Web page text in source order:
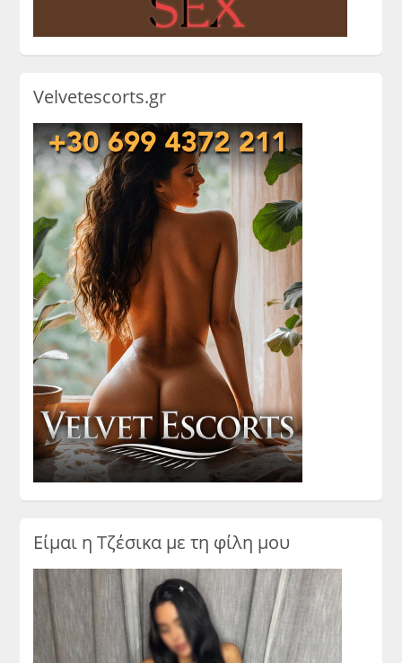
Velvetescorts.gr
Είμαι η Τζέσικα με τη φίλη μου